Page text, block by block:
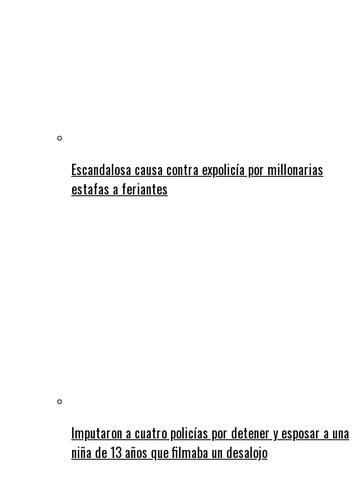
Escandalosa causa contra expolicía por millonarias
estafas a feriantes
Imputaron a cuatro policías por detener y esposar a una
niña de 13 años que filmaba un desalojo